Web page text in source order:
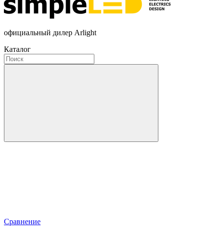
официальный дилер Arlight
Каталог
Сравнение